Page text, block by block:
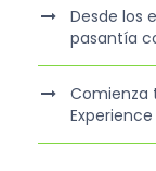
Desde los
pasantía
Comienza
Experience